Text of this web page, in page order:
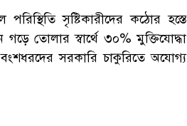
সৃষ্টিকারীদের কঠোর হস্তে
তোলার স্বার্থে ৩০% মুক্তিযোদ্ধা
বংশধরদের সরকারি চাকুরিতে অযোগ্য